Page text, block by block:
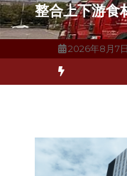
整合上下游食
2026年8月7日
破解冻品食材流通难题？